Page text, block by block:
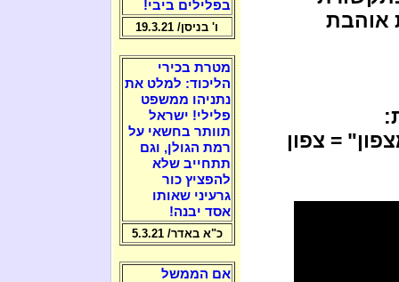
אוהבת
= צפון
בפלילים ביבי!
ו' בניסן/ 19.3.21
מטרת בכירי
הליכוד: למלט את
נתניהו ממשפט
פלילי! ישראל
תוותר בחשאי על
רמת הגולן, וגם
תתחייב שלא
להפציץ כור
גרעיני שאותו
אסד יבנה!
כ"א באדר/ 5.3.21
אם הממשל